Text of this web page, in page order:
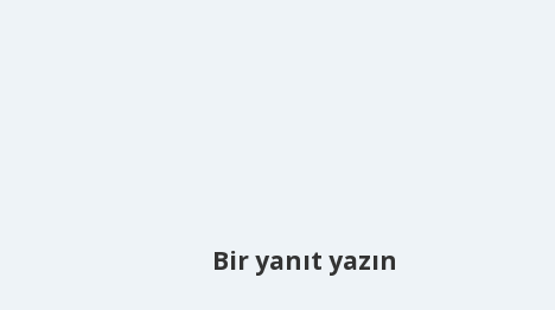
Bir yanıt yazın